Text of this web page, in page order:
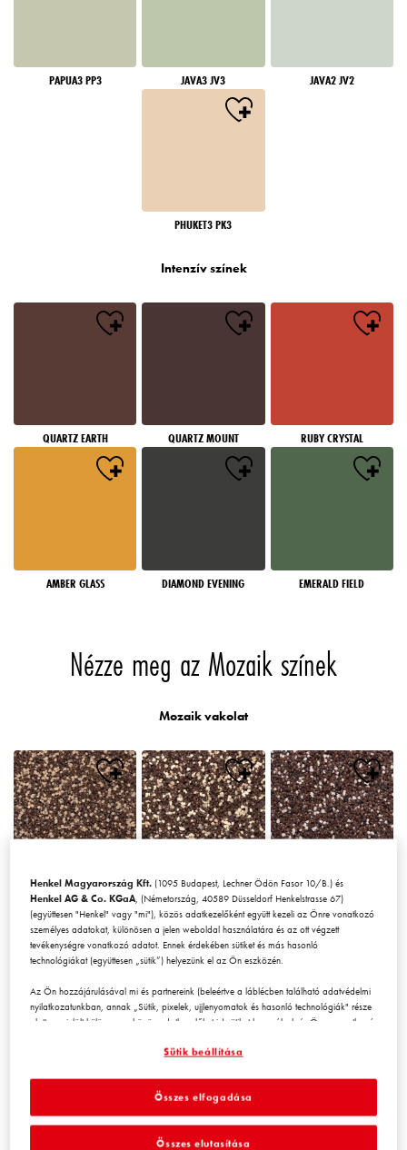
PAPUA3 PP3 JAVA3 JV3 JAVA2 JV2
PHUKET3 PK3
Intenzív színek
QUARTZ EARTH QUARTZ MOUNT RUBY CRYSTAL
AMBER GLASS DIAMOND EVENING EMERALD FIELD
Nézze meg az Mozaik színek
Mozaik vakolat
Chile1 Chile2 Chile3
Henkel Magyarország Kft.(1095 Budapest, Lechner Ödön Fasor 10/B.) és
Henkel AG & Co. KGaA , (Németország, 40589 Düsseldorf Henkelstrasse 67)
(együttesen "Henkel" vagy "mi"), közös adatkezelőként együtt kezeli az Önre vonatkozó
személyes adatokat, különösen a jelen weboldal használatára és az ott végzett
tevékenységre vonatkozó adatot. Ennek érdekében sütiket és más hasonló
technológiákat (együttesen „sütik”) helyezünk el az Ön eszközén.
Az Ön hozzájárulásával mi és partnereink (beleértve a láblécben található adatvédelmi
nyilatkozatunkban, annak „Sütik, pixelek, ujjlenyomatok és hasonló technológiák" része
alatt megjelöltkülön vagyközös
adatkezelőket is) sütiket használunk és Önre vonatkozó
optimalizálására, a weboldal használatát javító funkciók biztosítására
weboldal Ön (illetve a cég, amelynek Ön az alkalmazásában áll) általi használatát,
valamint a velünk folytatott kereskedelmi műveleteket, tevékenységeket, és ezek alapján
nyomon követjük termékeink harmadik fél weboldalán történő megvásárlását,
karbantartjuk az üzleti szereplőkre vonatkozó adatainkat, és egyéni profilokat hozunk
létre Önről, amelyeket harmadik felektől és más weboldalakról származó adatokkal
Sütik beállítása
Összes elutasítása
Összes elfogadása